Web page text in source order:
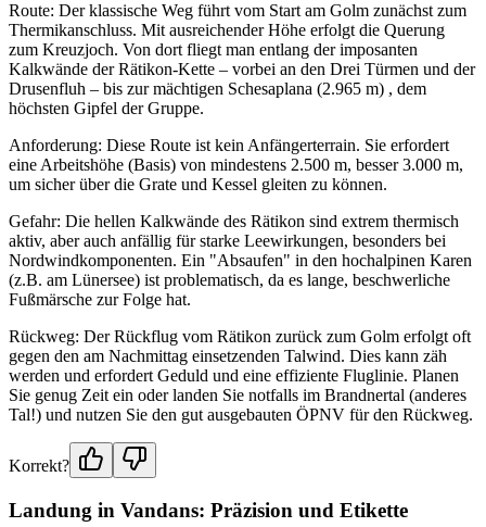
Route: Der klassische Weg führt vom Start am Golm zunächst zum
Thermikanschluss. Mit ausreichender Höhe erfolgt die Querung
zum Kreuzjoch. Von dort fliegt man entlang der imposanten
Kalkwände der Rätikon-Kette – vorbei an den Drei Türmen und der
Drusenfluh – bis zur mächtigen Schesaplana (2.965 m) , dem
höchsten Gipfel der Gruppe.
Anforderung: Diese Route ist kein Anfängerterrain. Sie erfordert
eine Arbeitshöhe (Basis) von mindestens 2.500 m, besser 3.000 m,
um sicher über die Grate und Kessel gleiten zu können.
Gefahr: Die hellen Kalkwände des Rätikon sind extrem thermisch
aktiv, aber auch anfällig für starke Leewirkungen, besonders bei
Nordwindkomponenten. Ein "Absaufen" in den hochalpinen Karen
(z.B. am Lünersee) ist problematisch, da es lange, beschwerliche
Fußmärsche zur Folge hat.
Rückweg: Der Rückflug vom Rätikon zurück zum Golm erfolgt oft
gegen den am Nachmittag einsetzenden Talwind. Dies kann zäh
werden und erfordert Geduld und eine effiziente Fluglinie. Planen
Sie genug Zeit ein oder landen Sie notfalls im Brandnertal (anderes
Tal!) und nutzen Sie den gut ausgebauten ÖPNV für den Rückweg.
Korrekt?
Landung in Vandans: Präzision und Etikette